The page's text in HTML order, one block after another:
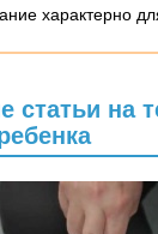
характерно
статьи на